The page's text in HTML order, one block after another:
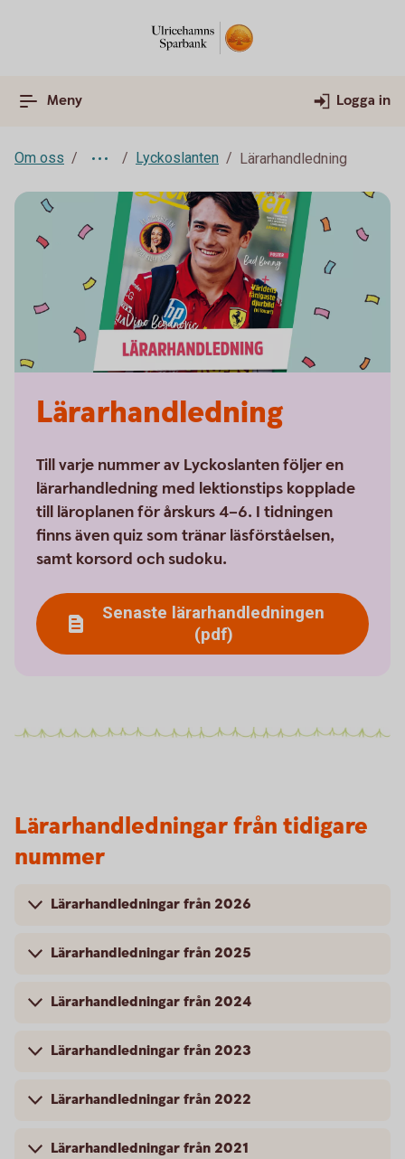
Meny Logga in
Om oss Lyckoslanten Lärarhandledning
Lärarhandledning
Till varje nummer av Lyckoslanten följer en
lärarhandledning med lektionstips kopplade
till läroplanen för årskurs 4–6. I tidningen
finns även quiz som tränar läsförståelsen,
samt korsord och sudoku.
Senaste lärarhandledningen
(pdf)
Lärarhandledningar från tidigare
nummer
Lärarhandledningar från 2026
Lärarhandledningar från 2025
Lärarhandledningar från 2024
Lärarhandledningar från 2023
Lärarhandledningar från 2022
Lärarhandledningar från 2021